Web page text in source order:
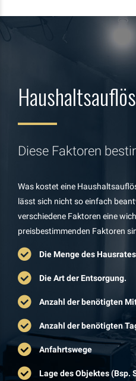
Diese Faktoren
Was kostet eine
lässt sich nicht so einfach
verschiedene Faktoren eine
preisbestimmenden Faktoren
Die Menge des
Die Art der Entsorgung.
Anzahl der benötigten
Anzahl der benötigten
Anfahrtswege
Lage des Objektes (Bsp.